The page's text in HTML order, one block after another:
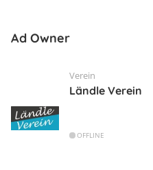
Ad Owner
Verein
Ländle Verein
OFFLINE